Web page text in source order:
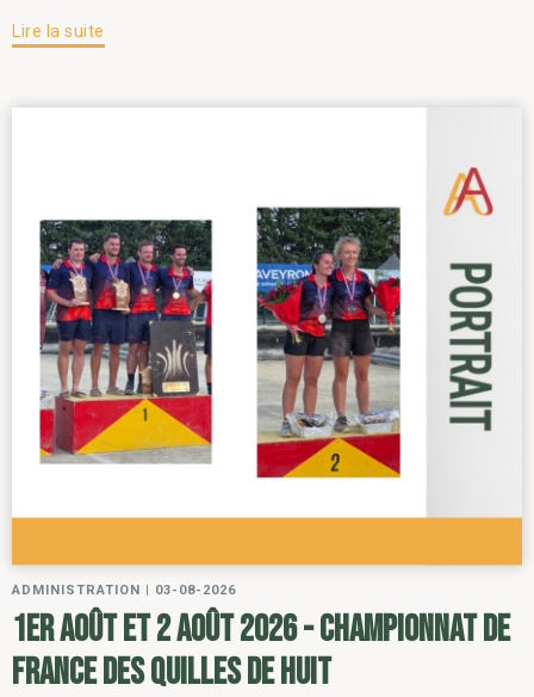
Lire la suite
ADMINISTRATION 03-08-2026
1er août et 2 août 2026 - Championnat de
France des Quilles de Huit